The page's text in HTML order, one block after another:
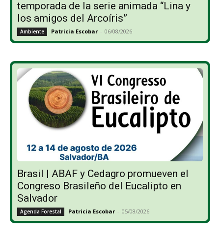
temporada de la serie animada “Lina y
los amigos del Arcoíris”
Ambiente Patricia Escobar - 06/08/2026
Brasil | ABAF y Cedagro promueven el
Congreso Brasileño del Eucalipto en
Salvador
Agenda Forestal Patricia Escobar - 05/08/2026